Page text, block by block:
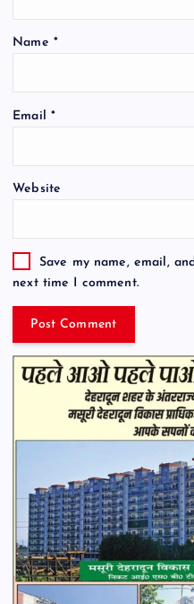
Name *
Email *
Website
Save my name, email,
next time I comment.